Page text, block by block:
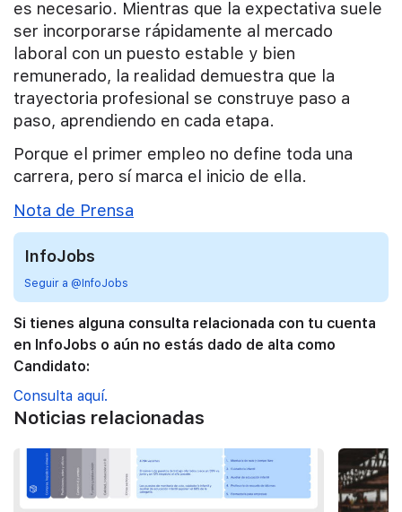
es necesario. Mientras que la expectativa suele
ser incorporarse rápidamente al mercado
laboral con un puesto estable y bien
remunerado, la realidad demuestra que la
trayectoria profesional se construye paso a
paso, aprendiendo en cada etapa.
Porque el primer empleo no define toda una
carrera, pero sí marca el inicio de ella.
Nota de Prensa
InfoJobs
Seguir a @InfoJobs
Si tienes alguna consulta relacionada con tu cuenta
en InfoJobs o aún no estás dado de alta como
Candidato:
Consulta aquí.
Noticias relacionadas